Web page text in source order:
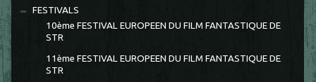
FESTIVALS
10ème FESTIVAL EUROPEEN DU FILM FANTASTIQUE DE
STR
11ème FESTIVAL EUROPEEN DU FILM FANTASTIQUE DE
STR